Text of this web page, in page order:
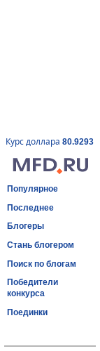
Курс доллара 80.9293
Популярное
Последнее
Блогеры
Стань блогером
Поиск по блогам
Победители
конкурса
Поединки